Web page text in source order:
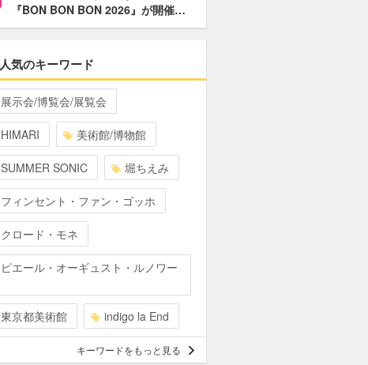
『BON BON BON 2026』が開催…
人気のキーワード
展示会/博覧会/展覧会
HIMARI 美術館/博物館
SUMMER SONIC 堀ちえみ
フィンセント・ファン・ゴッホ
クロード・モネ
ピエール・オーギュスト・ルノワー
東京都美術館 indigo la End
キーワードをもっと見る